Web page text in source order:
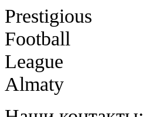
Prestigious
Football
League
Almaty